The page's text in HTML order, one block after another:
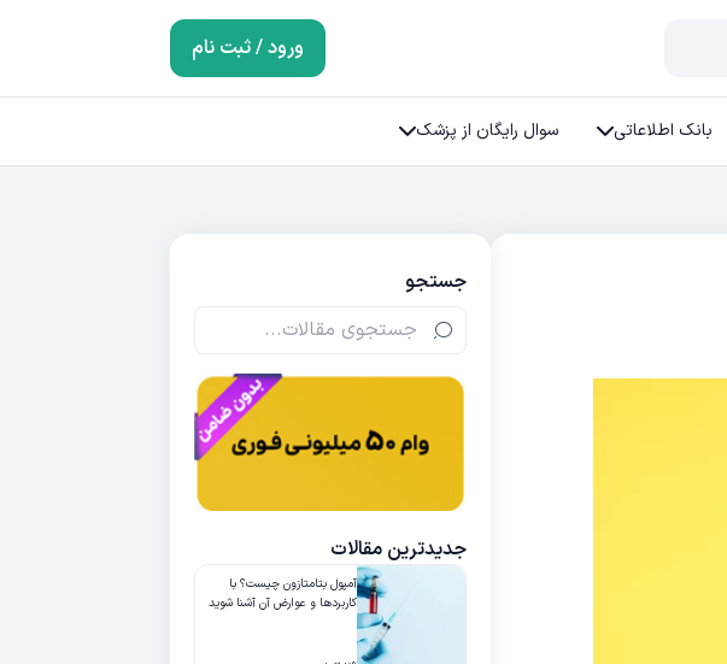
ورود / ثبت نام
بانک اطلاعاتی سوال رایگان از پزشک
جستجو
جدیدترین مقالات
آمپول بتامتازون چیست؟ با
کاربردها و عوارض آن آشنا شوید